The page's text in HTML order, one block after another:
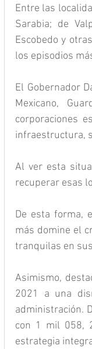
Entre las
Sarabia; de
Escobedo y
los episodios
El Gobernador
Mexicano,
corporaciones
infraestructura,
Al ver esta
recuperar esas
De esta forma,
más domine el
tranquilas en
Asimismo,
2021 a una
administración.
con 1 mil 058,
estrategia